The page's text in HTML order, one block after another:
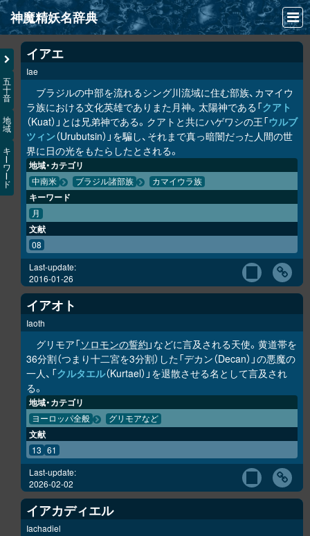
神魔精妖名辞典
NEWS
INFO
文献
検索
凖項目
画像資料便覧
LINK
五
十
音
地
域
キ
ワ
ド
イアエ
Iae
ブラジルの中部を流れるシング川流域に住む部族、カマイウ
ラ族における文化英雄でありまた月神。太陽神である「クアト
（Kuat）」とは兄弟神である。クアトと共にハゲワシの王「ウルブ
ツィン（Urubutsin）」を騙し、それまで真っ暗闇だった人間の世
界に日の光をもたらしたとされる。
地域・カテゴリ
中南米 ブラジル諸部族 カマイウラ族
キーワード
月
文献
08
Last-update:
2016-01-26
イアオト
Iaoth
グリモア「ソロモンの誓約 」などに言及される天使。黄道帯を
36分割（つまり十二宮を3分割）した「デカン（Decan）」の悪魔の
一人、「クルタエル（Kurtael）」を退散させる名として言及され
る。
地域・カテゴリ
ヨーロッパ全般 グリモアなど
文献
13 61
Last-update:
2026-02-02
イアカディエル
Iachadiel